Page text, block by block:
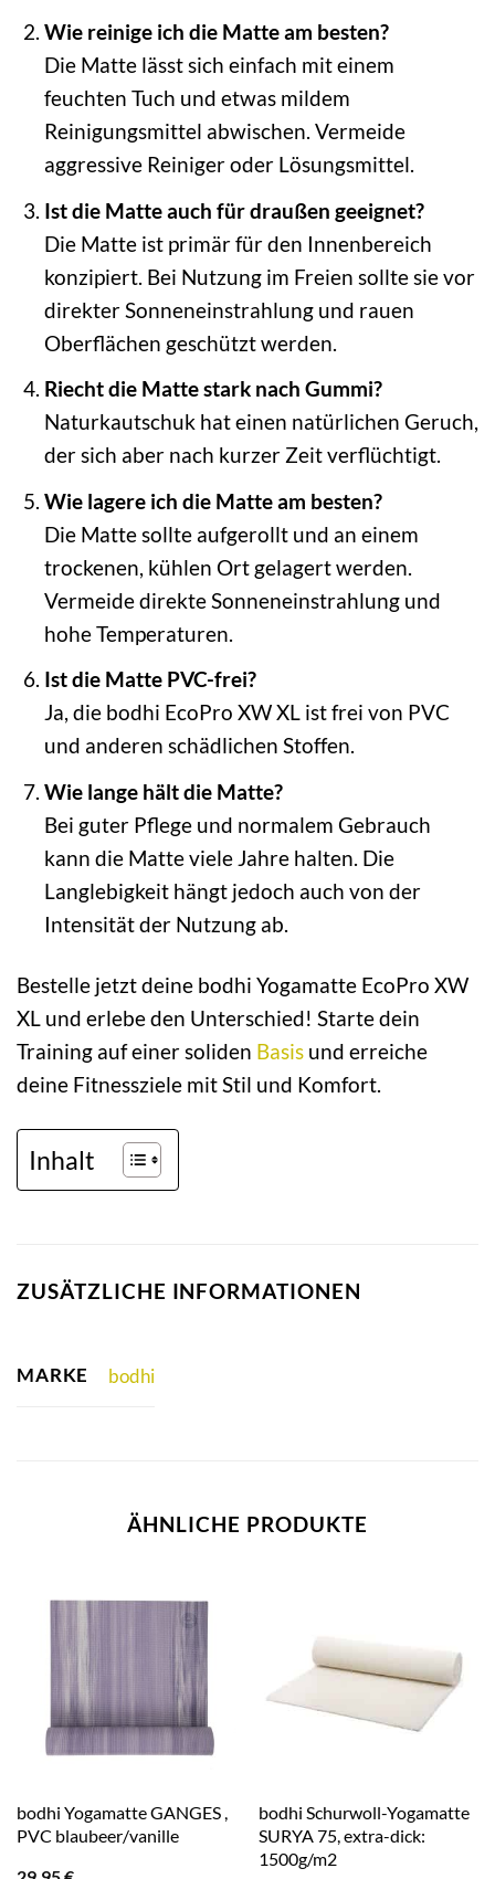
Wie reinige ich die Matte am besten?
Die Matte lässt sich einfach mit einem
feuchten Tuch und etwas mildem
Reinigungsmittel abwischen. Vermeide
aggressive Reiniger oder Lösungsmittel.
Ist die Matte auch für draußen geeignet?
Die Matte ist primär für den Innenbereich
konzipiert. Bei Nutzung im Freien sollte sie vor
direkter Sonneneinstrahlung und rauen
Oberflächen geschützt werden.
Riecht die Matte stark nach Gummi?
Naturkautschuk hat einen natürlichen Geruch,
der sich aber nach kurzer Zeit verflüchtigt.
Wie lagere ich die Matte am besten?
Die Matte sollte aufgerollt und an einem
trockenen, kühlen Ort gelagert werden.
Vermeide direkte Sonneneinstrahlung und
hohe Temperaturen.
Ist die Matte PVC-frei?
Ja, die bodhi EcoPro XW XL ist frei von PVC
und anderen schädlichen Stoffen.
Wie lange hält die Matte?
Bei guter Pflege und normalem Gebrauch
kann die Matte viele Jahre halten. Die
Langlebigkeit hängt jedoch auch von der
Intensität der Nutzung ab.
Bestelle jetzt deine bodhi Yogamatte EcoPro XW
XL und erlebe den Unterschied! Starte dein
Training auf einer soliden Basis und erreiche
deine Fitnessziele mit Stil und Komfort.
Inhalt
ZUSÄTZLICHE INFORMATIONEN
MARKE bodhi
ÄHNLICHE PRODUKTE
bodhi Yogamatte GANGES ,
PVC blaubeer/vanille
bodhi Schurwoll-Yogamatte
SURYA 75, extra-dick:
1500g/m2